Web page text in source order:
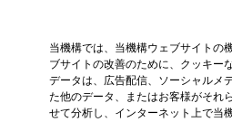
当機構では、当機構ウェブサイトの
ブサイトの改善のために、クッキー
データは、広告配信、ソーシャルメ
た他のデータ、またはお客様がそれ
せて分析し、インターネット上で当